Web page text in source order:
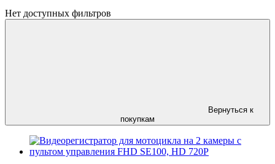
Нет доступных фильтров
Вернуться к
покупкам